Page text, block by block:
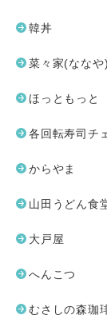
韓丼
菜々家(ななや)
ほっともっと
各回転寿司チ
からやま
山田うどん食
大戸屋
へんこつ
むさしの森珈